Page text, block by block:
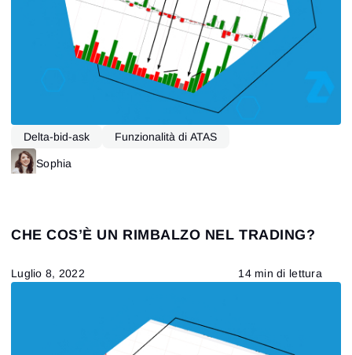
Delta-bid-ask
Funzionalità di ATAS
Profilo di mercato
Sophia
CHE COS’È UN RIMBALZO NEL TRADING?
Luglio 8, 2022 14 min di lettura